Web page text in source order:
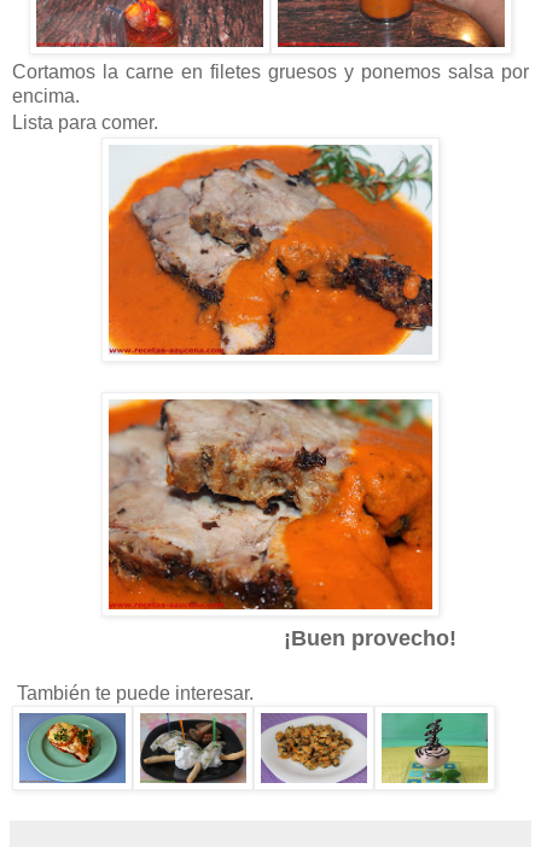
Cortamos la carne en filetes gruesos y ponemos salsa por
encima.
Lista para comer.
¡Buen provecho!
También te puede interesar.